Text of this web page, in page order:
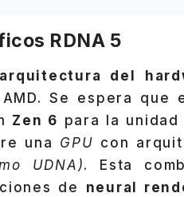
RDNA 5
arquitectura del
Se espera que
Zen 6 para la
una GPU con
UDNA). Esta
de neural